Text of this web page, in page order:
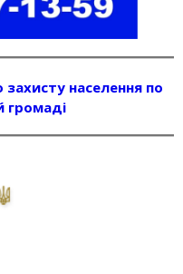
захисту населення по
громаді